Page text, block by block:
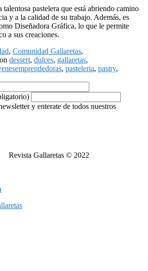
pastelera que está abriendo camino
y a la calidad de su trabajo. Además, es
Diseñadora Gráfica, lo que le permite
a sus creaciones.
, Comunidad Gallaretas,
dessert, dulces, gallaretas,
, pasteleria, pastry,
y enterate de todos nuestros
Revista Gallaretas © 2022